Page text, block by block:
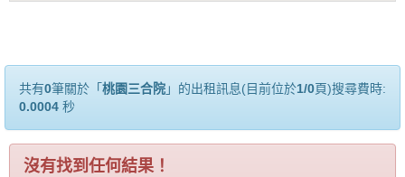
共有0筆關於「 桃園三合院」的出租訊息(目前位於1/0頁)搜尋費時:
0.0004 秒
沒有找到任何結果！